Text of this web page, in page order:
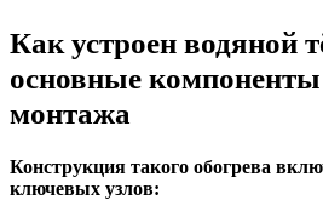
Как устроен водяной
основные компоненты
монтажа
Конструкция такого обогрева
ключевых узлов: